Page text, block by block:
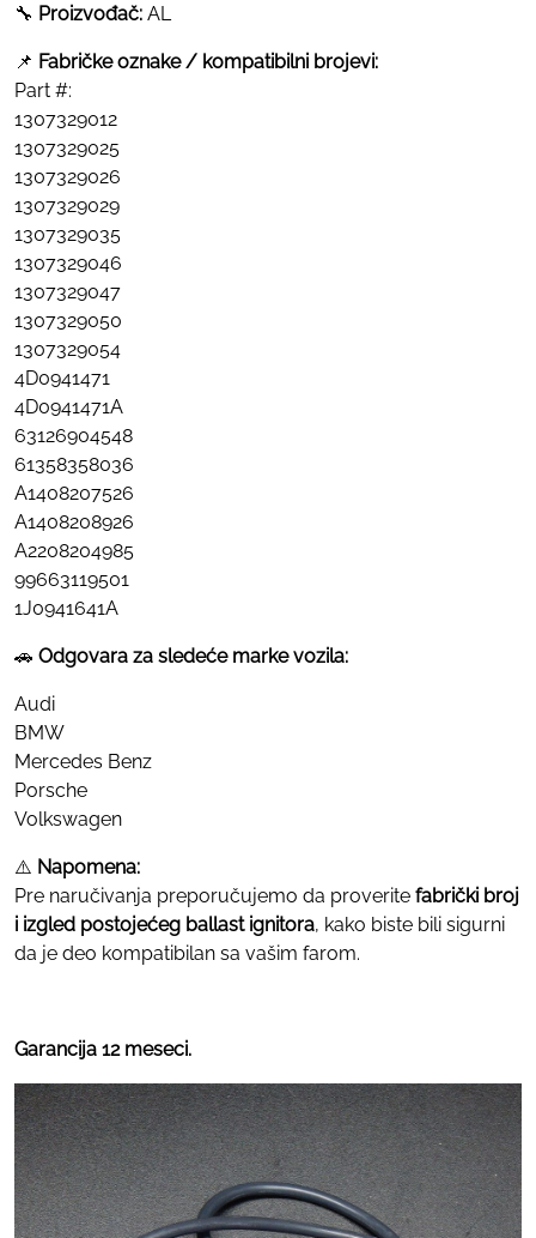
🔧 Proizvođač: AL
📌 Fabričke oznake / kompatibilni brojevi:
Part #:
1307329012
1307329025
1307329026
1307329029
1307329035
1307329046
1307329047
1307329050
1307329054
4D0941471
4D0941471A
63126904548
61358358036
A1408207526
A1408208926
A2208204985
99663119501
1J0941641A
🚗 Odgovara za sledeće marke vozila:
Audi
BMW
Mercedes Benz
Porsche
Volkswagen
⚠️ Napomena:
Pre naručivanja preporučujemo da proverite fabrički broj
i izgled postojećeg ballast ignitora, kako biste bili sigurni
da je deo kompatibilan sa vašim farom.
Garancija 12 meseci.